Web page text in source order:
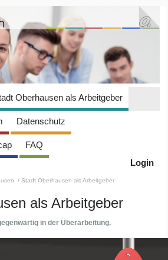
Oberhausen als Arbeitgeber
Datenschutz
FAQ
Login
/ Stadt Oberhausen als Arbeitgeber
als Arbeitgeber
in der Überarbeitung.